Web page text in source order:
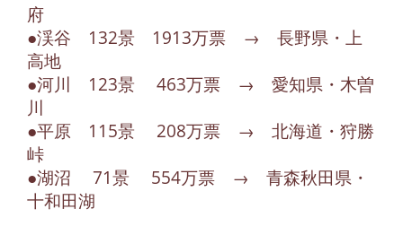
府
●渓谷 132景 1913万票 → 長野県・上
高地
●河川 123景 463万票 → 愛知県・木曽
川
●平原 115景 208万票 → 北海道・狩勝
峠
●湖沼 71景 554万票 → 青森秋田県・
十和田湖